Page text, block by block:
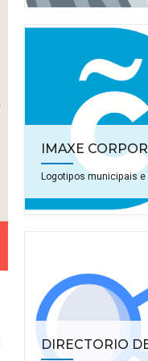
IMAXE
Logotipos municipais
DIRECTORIO